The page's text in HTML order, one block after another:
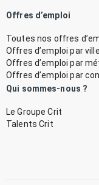
Offres d’emploi
Toutes nos offres
Offres d’emploi par ville
Offres d’emploi par
Offres d’emploi par
Qui sommes-nous ?
Le Groupe Crit
Talents Crit